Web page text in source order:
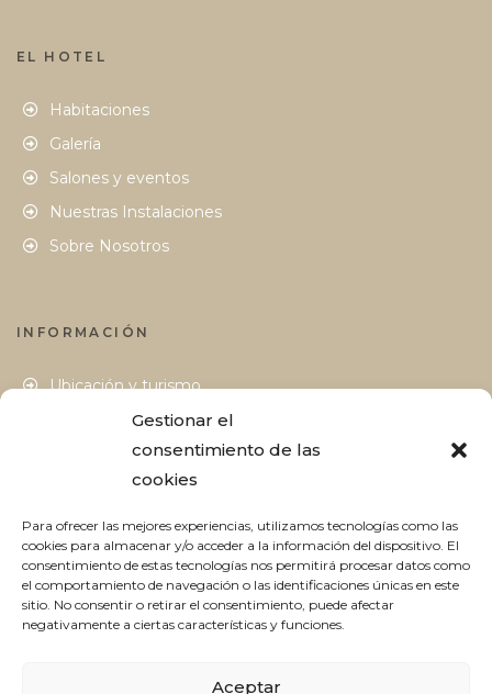
Gestionar el
consentimiento de las
cookies
Para ofrecer las mejores experiencias, utilizamos tecnologías como las
cookies para almacenar y/o acceder a la información del dispositivo. El
consentimiento de estas tecnologías nos permitirá procesar datos como
el comportamiento de navegación o las identificaciones únicas en este
sitio. No consentir o retirar el consentimiento, puede afectar
negativamente a ciertas características y funciones.
Aceptar
EL HOTEL
Habitaciones
Galería
Salones y eventos
Nuestras Instalaciones
Sobre Nosotros
INFORMACIÓN
Ubicación y turismo
Cómo llegar
POLÍTICA DE PRIVACIDAD –
GENERALES DE CONTRATACIÓN
– POLÍTICA DE COOKIES